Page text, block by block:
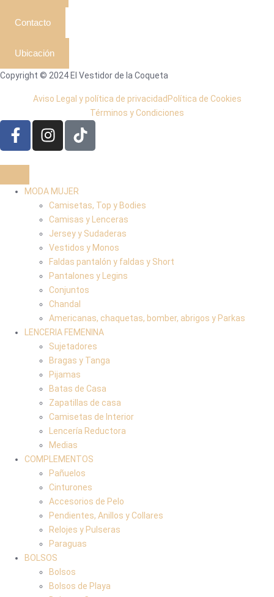
Contacto
Ubicación
Copyright © 2024 El Vestidor de la Coqueta
Aviso Legal y política de privacidad Política de Cookies
Términos y Condiciones
MODA MUJER
Camisetas, Top y Bodies
Camisas y Lenceras
Jersey y Sudaderas
Vestidos y Monos
Faldas pantalón y faldas y Short
Pantalones y Legins
Conjuntos
Chandal
Americanas, chaquetas, bomber, abrigos y Parkas
LENCERIA FEMENINA
Sujetadores
Bragas y Tanga
Pijamas
Batas de Casa
Zapatillas de casa
Camisetas de Interior
Lencería Reductora
Medias
COMPLEMENTOS
Pañuelos
Cinturones
Accesorios de Pelo
Pendientes, Anillos y Collares
Relojes y Pulseras
Paraguas
BOLSOS
Bolsos
Bolsos de Playa